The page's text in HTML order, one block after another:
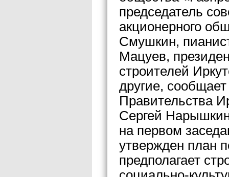
председатель
акционерного
Смушкин,
Мацуев,
строителей
другие,
Правительства
Сергей
на первом
утвержден план
предполагает